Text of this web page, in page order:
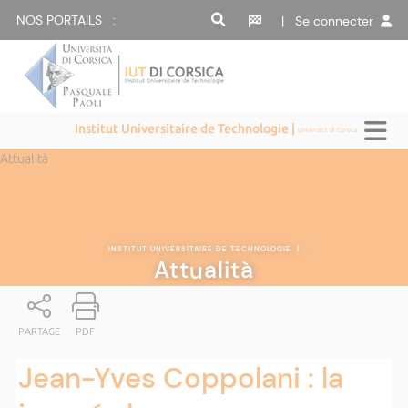
NOS PORTAILS : | Se connecter
Institut Universitaire de Technologie |Università di Corsica
Attualità
INSTITUT UNIVERSITAIRE DE TECHNOLOGIE |
Attualità
PARTAGE PDF
Jean-Yves Coppolani : la